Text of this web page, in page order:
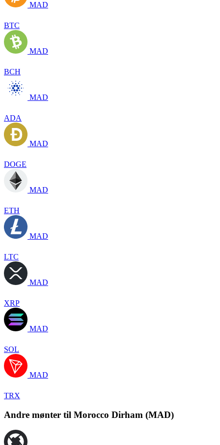
MAD
BTC
MAD
BCH
MAD
ADA
MAD
DOGE
MAD
ETH
MAD
LTC
MAD
XRP
MAD
SOL
MAD
TRX
Andre mønter til Morocco Dirham (MAD)